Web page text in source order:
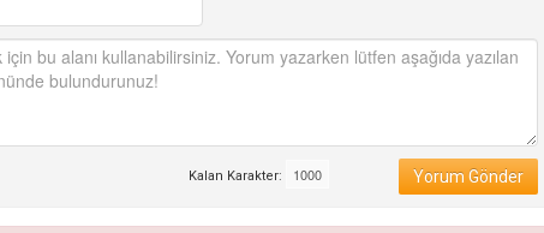
Yorum Gönder
Kalan Karakter: